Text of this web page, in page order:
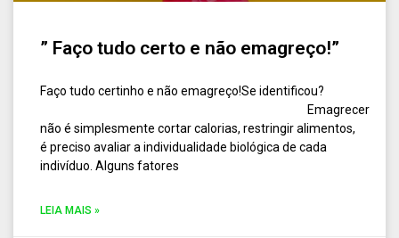
” Faço tudo certo e não emagreço!”
Faço tudo certinho e não emagreço!Se identificou?
⠀⠀⠀⠀⠀⠀⠀⠀⠀⠀⠀⠀⠀⠀⠀⠀⠀⠀⠀⠀⠀⠀⠀⠀⠀⠀⠀⠀⠀⠀Emagrecer
não é simplesmente cortar calorias, restringir alimentos,
é preciso avaliar a individualidade biológica de cada
indivíduo. Alguns fatores
LEIA MAIS »